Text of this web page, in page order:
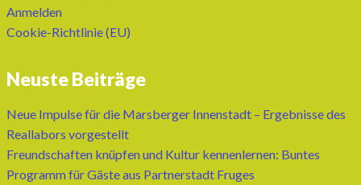
Anmelden
Cookie-Richtlinie (EU)
Neuste Beiträge
Neue Impulse für die Marsberger Innenstadt – Ergebnisse des
Reallabors vorgestellt
Freundschaften knüpfen und Kultur kennenlernen: Buntes
Programm für Gäste aus Partnerstadt Fruges